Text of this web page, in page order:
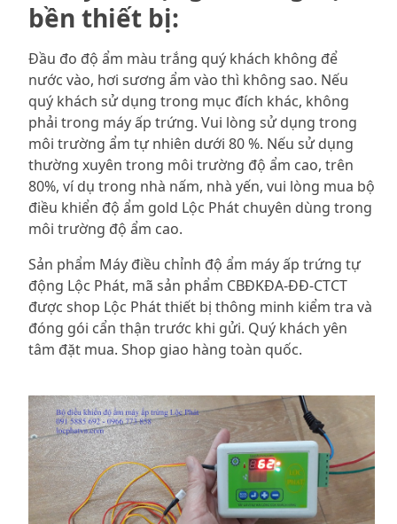
bền thiết bị:
Đầu đo độ ẩm màu trắng quý khách không để
nước vào, hơi sương ẩm vào thì không sao. Nếu
quý khách sử dụng trong mục đích khác, không
phải trong máy ấp trứng. Vui lòng sử dụng trong
môi trường ẩm tự nhiên dưới 80 %. Nếu sử dụng
thường xuyên trong môi trường độ ẩm cao, trên
80%, ví dụ trong nhà nấm, nhà yến, vui lòng mua bộ
điều khiển độ ẩm gold Lộc Phát chuyên dùng trong
môi trường độ ẩm cao.
Sản phẩm Máy điều chỉnh độ ẩm máy ấp trứng tự
động Lộc Phát, mã sản phẩm CBĐKĐA-ĐĐ-CTCT
được shop Lộc Phát thiết bị thông minh kiểm tra và
đóng gói cẩn thận trước khi gửi. Quý khách yên
tâm đặt mua. Shop giao hàng toàn quốc.